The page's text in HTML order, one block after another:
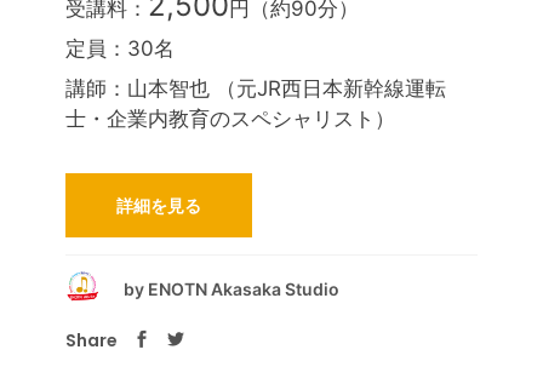
受講料：
円（約90分）
定員：30名
講師：山本智也 （元JR西日本新幹線運転
士・企業内教育のスペシャリスト）
詳細を見る
by ENOTN Akasaka Studio
Share